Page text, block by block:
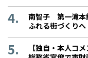
南智子 第一滝本
ふれる街づくりへ
【独自・本人コ